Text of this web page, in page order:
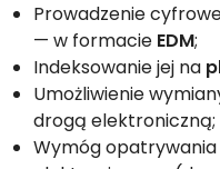
Prowadzenie
— w formacie EDM;
Indeksowanie jej na
Umożliwienie
drogą elektroniczną;
Wymóg